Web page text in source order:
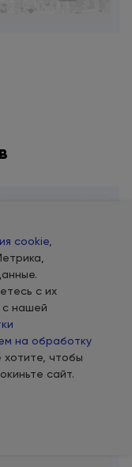
cookie
с их
с нашей
на обработку
хотите, чтобы
сайт.